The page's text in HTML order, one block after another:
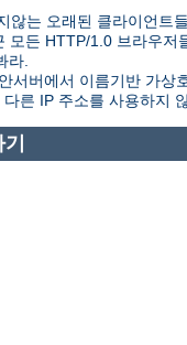
않는 오래된 클라이언트
모든 HTTP/1.0 브라우
라.
서버에서 이름기반 가상
른 IP 주소를 사용하지